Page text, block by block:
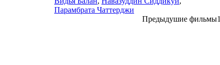
Парамбрата Чаттерджи
Предыдушие фильмы1